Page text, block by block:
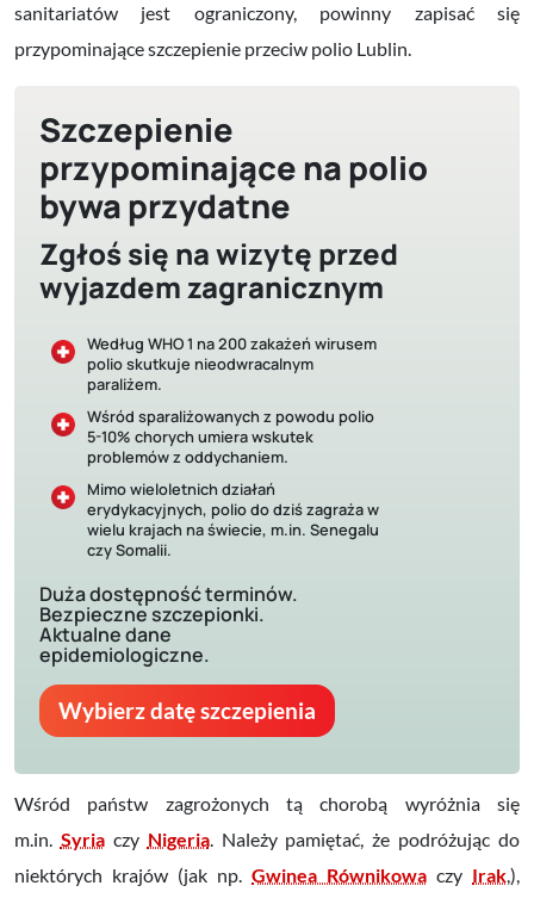
sanitariatów jest ograniczony, powinny zapisać się
przypominające szczepienie przeciw polio Lublin.
Szczepienie
przypominające na polio
bywa przydatne
Zgłoś się na wizytę przed
wyjazdem zagranicznym
Według WHO 1 na 200 zakażeń wirusem
polio skutkuje nieodwracalnym
paraliżem.
Wśród sparaliżowanych z powodu polio
5-10% chorych umiera wskutek
problemów z oddychaniem.
Mimo wieloletnich działań
erydykacyjnych, polio do dziś zagraża w
wielu krajach na świecie, m.in. Senegalu
czy Somalii.
Duża dostępność terminów.
Bezpieczne szczepionki.
Aktualne dane
epidemiologiczne.
Wybierz datę szczepienia
Wśród państw zagrożonych tą chorobą wyróżnia się
m.in. Syria czy Nigeria. Należy pamiętać, że podróżując do
niektórych krajów (jak np. Gwinea Równikowa czy Irak,),